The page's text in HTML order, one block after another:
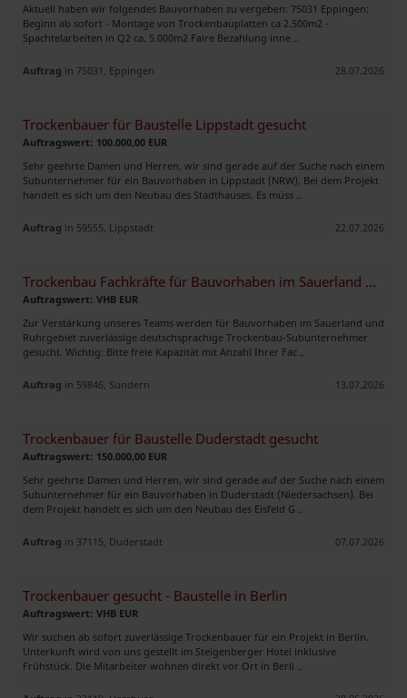
Aktuell haben wir folgendes Bauvorhaben zu vergeben: 75031 Eppingen:
Beginn ab sofort - Montage von Trockenbauplatten ca 2.500m2 -
Spachtelarbeiten in Q2 ca. 5.000m2 Faire Bezahlung inne ..
Auftrag in 75031, Eppingen 28.07.2026
Trockenbauer für Baustelle Lippstadt gesucht
Auftragswert: 100.000,00 EUR
Sehr geehrte Damen und Herren, wir sind gerade auf der Suche nach einem
Subunternehmer für ein Bauvorhaben in Lippstadt (NRW). Bei dem Projekt
handelt es sich um den Neubau des Stadthauses. Es müss ..
Auftrag in 59555, Lippstadt 22.07.2026
Trockenbau Fachkräfte für Bauvorhaben im Sauerland & Ruhrgebiet ges.
Auftragswert: VHB EUR
Zur Verstärkung unseres Teams werden für Bauvorhaben im Sauerland und
Ruhrgebiet zuverlässige deutschsprachige Trockenbau-Subunternehmer
gesucht. Wichtig: Bitte freie Kapazität mit Anzahl Ihrer Fac ..
Auftrag in 59846, Sundern 13.07.2026
Trockenbauer für Baustelle Duderstadt gesucht
Auftragswert: 150.000,00 EUR
Sehr geehrte Damen und Herren, wir sind gerade auf der Suche nach einem
Subunternehmer für ein Bauvorhaben in Duderstadt (Niedersachsen). Bei
dem Projekt handelt es sich um den Neubau des Eisfeld G ..
Auftrag in 37115, Duderstadt 07.07.2026
Trockenbauer gesucht - Baustelle in Berlin
Auftragswert: VHB EUR
Wir suchen ab sofort zuverlässige Trockenbauer für ein Projekt in Berlin.
Unterkunft wird von uns gestellt im Steigenberger Hotel inklusive
Frühstück. Die Mitarbeiter wohnen direkt vor Ort in Berli ..